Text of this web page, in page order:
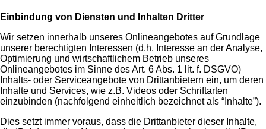
Einbindung von Diensten und Inhalten Dritter
Wir setzen innerhalb unseres Onlineangebotes auf Grundlage
unserer berechtigten Interessen (d.h. Interesse an der Analyse,
Optimierung und wirtschaftlichem Betrieb unseres
Onlineangebotes im Sinne des Art. 6 Abs. 1 lit. f. DSGVO)
Inhalts- oder Serviceangebote von Drittanbietern ein, um deren
Inhalte und Services, wie z.B. Videos oder Schriftarten
einzubinden (nachfolgend einheitlich bezeichnet als “Inhalte”).
Dies setzt immer voraus, dass die Drittanbieter dieser Inhalte,